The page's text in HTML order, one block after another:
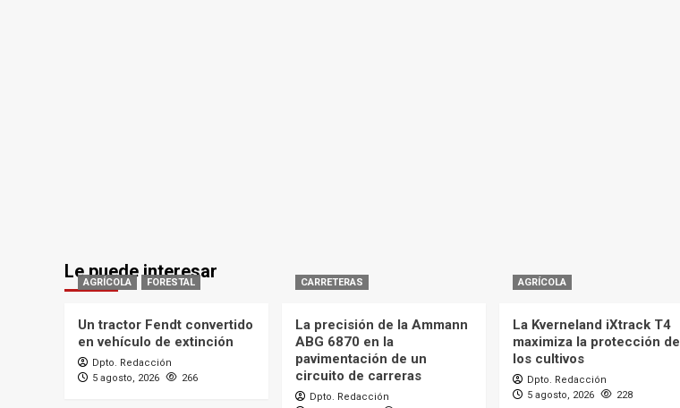
Le puede interesar
AGRÍCOLA FORESTAL
Un tractor Fendt convertido
en vehículo de extinción
Dpto. Redacción
5 agosto, 2026
266
CARRETERAS
La precisión de la Ammann
ABG 6870 en la
pavimentación de un
circuito de carreras
Dpto. Redacción
AGRÍCOLA
La Kverneland iXtrack T4
maximiza la protección de
los cultivos
Dpto. Redacción
5 agosto, 2026
228